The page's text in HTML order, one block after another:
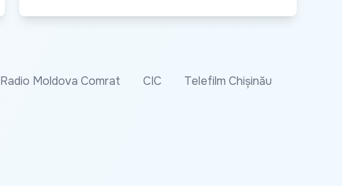
Radio Moldova Comrat CIC
Telefilm Chișinău